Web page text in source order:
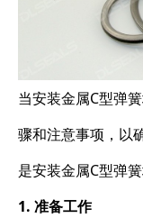
当安装金属C型弹
骤和注意事项，以
是安装金属C型弹
1. 准备工作